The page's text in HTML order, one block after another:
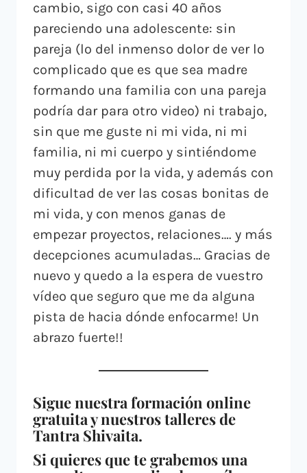
cambio, sigo con casi 40 años
pareciendo una adolescente: sin
pareja (lo del inmenso dolor de ver lo
complicado que es que sea madre
formando una familia con una pareja
podría dar para otro video) ni trabajo,
sin que me guste ni mi vida, ni mi
familia, ni mi cuerpo y sintiéndome
muy perdida por la vida, y además con
dificultad de ver las cosas bonitas de
mi vida, y con menos ganas de
empezar proyectos, relaciones…. y más
decepciones acumuladas… Gracias de
nuevo y quedo a la espera de vuestro
vídeo que seguro que me da alguna
pista de hacia dónde enfocarme! Un
abrazo fuerte!!
Sigue nuestra formación online
gratuita y nuestros talleres de
Tantra Shivaita.
Si quieres que te grabemos una